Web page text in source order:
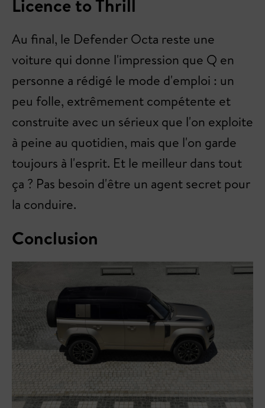
Licence to Thrill
Au final, le Defender Octa reste une
voiture qui donne l'impression que Q en
personne a rédigé le mode d'emploi : un
peu folle, extrêmement compétente et
construite avec un sérieux que l'on exploite
à peine au quotidien, mais que l'on garde
toujours à l'esprit. Et le meilleur dans tout
ça ? Pas besoin d'être un agent secret pour
la conduire.
Conclusion